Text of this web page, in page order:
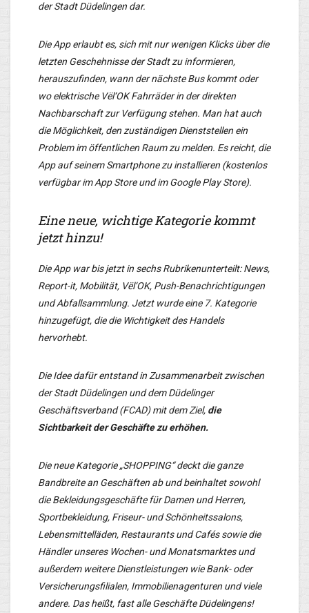
der Stadt Düdelingen dar.
Die App erlaubt es, sich mit nur wenigen Klicks über die
letzten Geschehnisse der Stadt zu informieren,
herauszufinden, wann der nächste Bus kommt oder
wo elektrische Vël‘OK Fahrräder in der direkten
Nachbarschaft zur Verfügung stehen. Man hat auch
die Möglichkeit, den zuständigen Dienststellen ein
Problem im öffentlichen Raum zu melden. Es reicht, die
App auf seinem Smartphone zu installieren (kostenlos
verfügbar im App Store und im Google Play Store).
Eine neue, wichtige Kategorie kommt
jetzt hinzu!
Die App war bis jetzt in sechs Rubrikenunterteilt: News,
Report-it, Mobilität, Vël’OK, Push-Benachrichtigungen
und Abfallsammlung. Jetzt wurde eine 7. Kategorie
hinzugefügt, die die Wichtigkeit des Handels
hervorhebt.
Die Idee dafür entstand in Zusammenarbeit zwischen
der Stadt Düdelingen und dem Düdelinger
Geschäftsverband (FCAD) mit dem Ziel, die
Sichtbarkeit der Geschäfte zu erhöhen.
Die neue Kategorie „SHOPPING“ deckt die ganze
Bandbreite an Geschäften ab und beinhaltet sowohl
die Bekleidungsgeschäfte für Damen und Herren,
Sportbekleidung, Friseur- und Schönheitssalons,
Lebensmittelläden, Restaurants und Cafés sowie die
Händler unseres Wochen- und Monatsmarktes und
außerdem weitere Dienstleistungen wie Bank- oder
Versicherungsfilialen, Immobilienagenturen und viele
andere. Das heißt, fast alle Geschäfte Düdelingens!